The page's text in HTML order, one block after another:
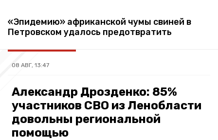
«Эпидемию» африканской чумы свиней в
Петровском удалось предотвратить
08 АВГ, 13:47
Александр Дрозденко: 85%
участников СВО из Ленобласти
довольны региональной
помощью